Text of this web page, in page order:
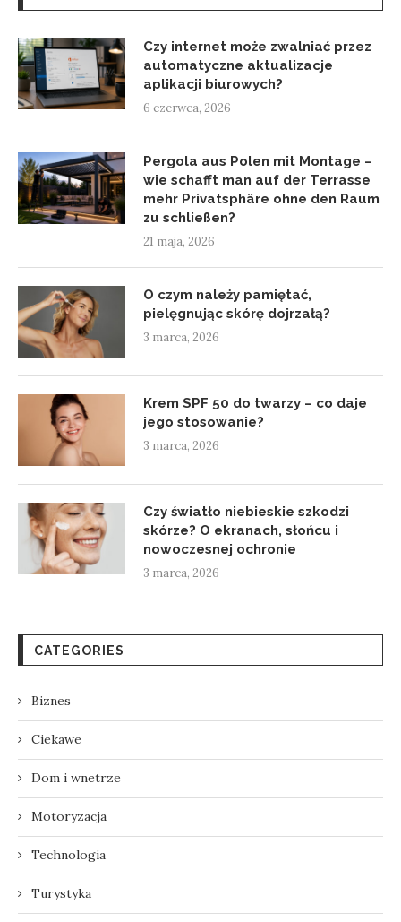
Czy internet może zwalniać przez
automatyczne aktualizacje
aplikacji biurowych?
6 czerwca, 2026
Pergola aus Polen mit Montage –
wie schafft man auf der Terrasse
mehr Privatsphäre ohne den Raum
zu schließen?
21 maja, 2026
O czym należy pamiętać,
pielęgnując skórę dojrzałą?
3 marca, 2026
Krem SPF 50 do twarzy – co daje
jego stosowanie?
3 marca, 2026
Czy światło niebieskie szkodzi
skórze? O ekranach, słońcu i
nowoczesnej ochronie
3 marca, 2026
CATEGORIES
Biznes
Ciekawe
Dom i wnetrze
Motoryzacja
Technologia
Turystyka